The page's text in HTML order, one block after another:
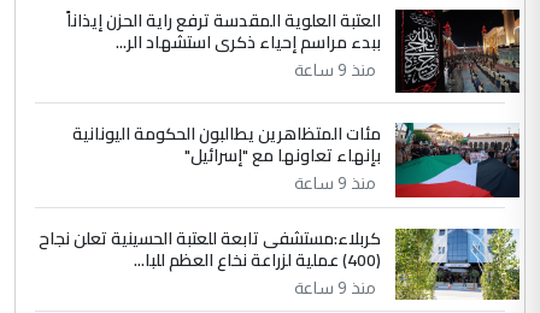
التعليق : تحيه اخويه حسينيه اي انسان مهما
كان محدود المعرفه بتفاصيل احداث المنطقه
يقول بما لايقبل ...
أردوغان يؤكد ان اتفاقية مكة للدفاع
المشترك لا تستهدف أية دولة ومفتوحة لانضمام
الدول الشقيقة
5 يوسف غزوان عصمت
التعليق : بكالوريوس فيزياء طبية متزوج و
زوجتي أيضا بكالوريوس سكني بغداد أرغب في
العتبة العلوية المقدسة ترفع راية الحزن إيذاناً
ببدء مراسم إحياء ذكرى استشهاد الر...
منذ 9 ساعة
مئات المتظاهرين يطالبون الحكومة اليونانية
بإنهاء تعاونها مع "إسرائيل"
منذ 9 ساعة
كربلاء:مستشفى تابعة للعتبة الحسينية تعلن نجاح
(400) عملية لزراعة نخاع العظم للبا...
منذ 9 ساعة